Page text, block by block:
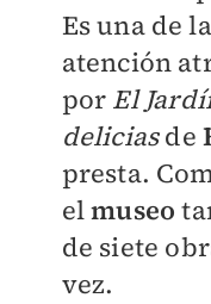
Es una de
atención
por El
deliciasde
presta.
elmuseo
de siete
vez.